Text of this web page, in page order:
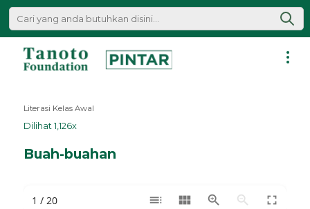
Lewati
|
Tanoto
Literasi Kelas Awal
Dilihat 1,126x
Buah-buahan
toc view_module
1 / 20 zoom_in zoom_out fullscreen